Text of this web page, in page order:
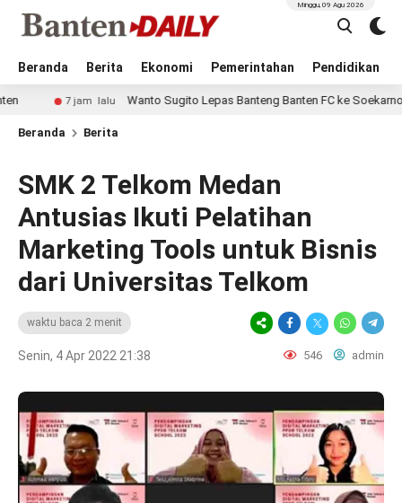
Beranda Berita Ekonomi Pemerintahan Pendidikan
Minggu, 09 Agu 2026
7 jam lalu Wanto Sugito Lepas Banteng Banten FC ke Soekarno Cup
Beranda Berita
SMK 2 Telkom Medan
Antusias Ikuti Pelatihan
Marketing Tools untuk Bisnis
dari Universitas Telkom
waktu baca 2 menit
Senin, 4 Apr 2022 21:38 546 admin